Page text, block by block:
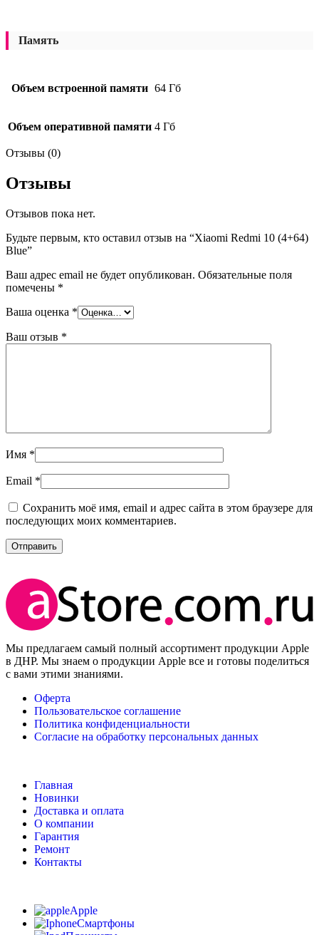
Память
Объем встроенной памяти 64 Гб
Объем оперативной памяти 4 Гб
Отзывы (0)
Отзывы
Отзывов пока нет.
Будьте первым, кто оставил отзыв на “Xiaomi Redmi 10 (4+64)
Blue”
Ваш адрес email не будет опубликован. Обязательные поля
помечены *
Ваша оценка *
Ваш отзыв *
Имя *
Email *
Сохранить моё имя, email и адрес сайта в этом браузере для
последующих моих комментариев.
Мы предлагаем самый полный ассортимент продукции Apple
в ДНР. Мы знаем о продукции Apple все и готовы поделиться
с вами этими знаниями.
Оферта
Пользовательское соглашение
Политика конфиденциальности
Согласие на обработку персональных данных
Главная
Новинки
Доставка и оплата
О компании
Гарантия
Ремонт
Контакты
Apple
Смартфоны